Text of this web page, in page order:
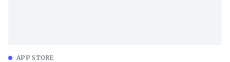
APP STORE